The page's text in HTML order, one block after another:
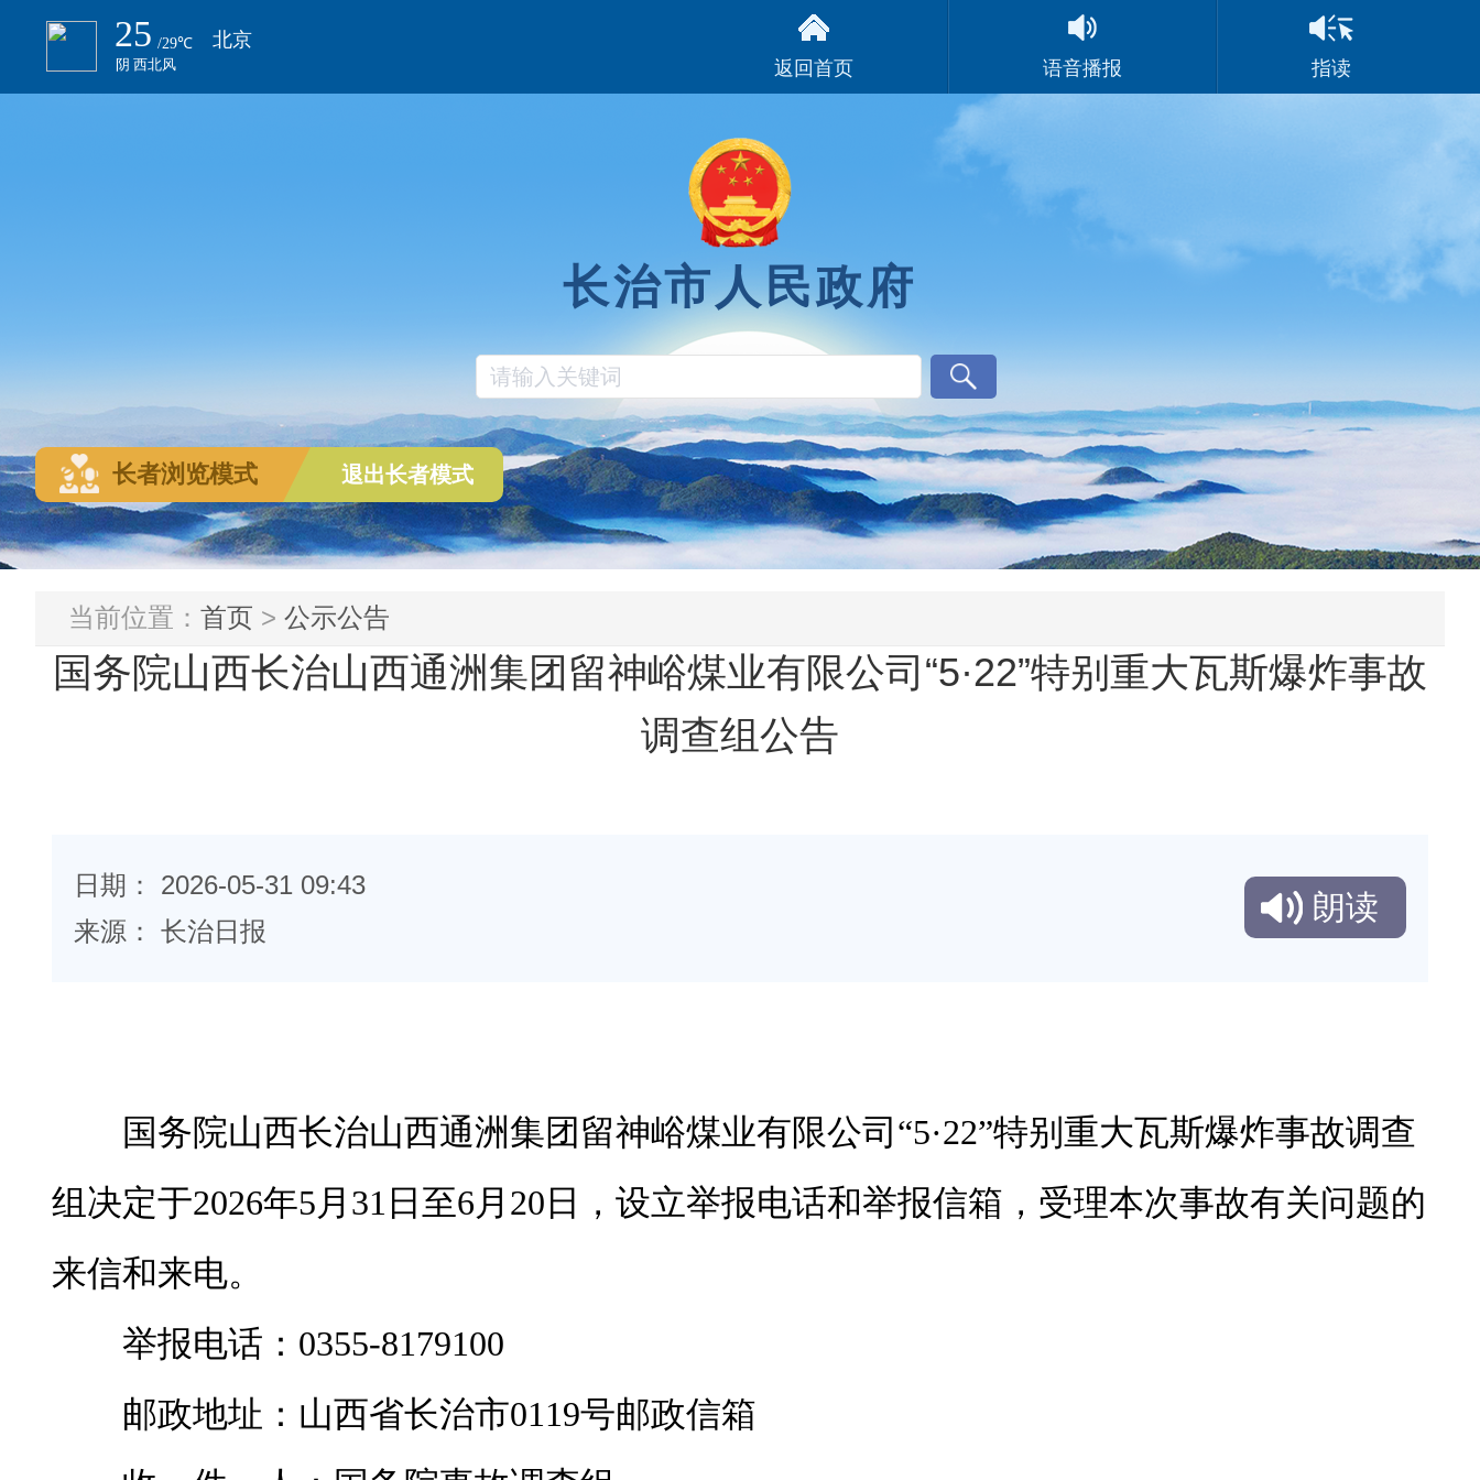
返回首页 语音播报 指读
长治市人民政府
长者浏览模式 退出长者模式
当前位置： 首页 > 公示公告
国务院山西长治山西通洲集团留神峪煤业有限公司“5·22”特别重大瓦斯爆炸事故
调查组公告
日期： 2026-05-31 09:43
来源： 长治日报
朗读
国务院山西长治山西通洲集团留神峪煤业有限公司“5·22”特别重大瓦斯爆炸事故调查
组决定于2026年5月31日至6月20日，设立举报电话和举报信箱，受理本次事故有关问题的
来信和来电。
举报电话：0355-8179100
邮政地址：山西省长治市0119号邮政信箱